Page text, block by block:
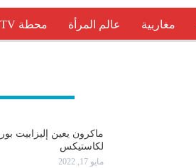
مغاربية عالم المرأة محطة TV
ماكرون يعين إليزابيت
لكاستيكس
مايو 17, 2022